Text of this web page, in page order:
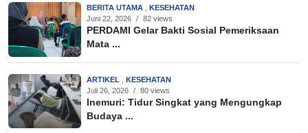
BERITA UTAMA
KESEHATAN
Juni 22, 2026 / 82 views
PERDAMI Gelar Bakti Sosial Pemeriksaan
Mata ...
ARTIKEL
KESEHATAN
Juli 26, 2026 / 80 views
Inemuri: Tidur Singkat yang Mengungkap
Budaya ...